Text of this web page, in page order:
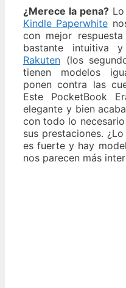
¿Merece la pena?Lo
Kindle Paperwhite
con mejor
bastante intuitiva y
Rakuten (los
tienen modelos
ponen contra las
Este PocketBook
elegante y bien
con todo lo
sus prestaciones.
es fuerte y hay
nos parecen más